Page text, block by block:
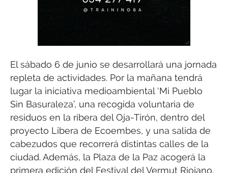
El sábado 6 de junio se desarrollará una jornada
repleta de actividades. Por la mañana tendrá
lugar la iniciativa medioambiental ‘Mi Pueblo
Sin Basuraleza’, una recogida voluntaria de
residuos en la ribera del Oja-Tirón, dentro del
proyecto Libera de Ecoembes, y una salida de
cabezudos que recorrerá distintas calles de la
ciudad. Además, la Plaza de la Paz acogerá la
primera edición del Festival del Vermut Riojano,